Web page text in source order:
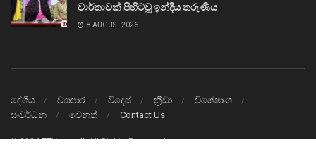
වාර්තාවක් පිහිටවූ ඉන්දීය තරුණිය
8 AUGUST 2026
දේශීය ව්‍යාපාර විදෙස් ක්‍රීඩා
විශේෂාංග
සංවර්ධන
වෙනත් Contact Us
© 2024TTVnews.lkAll Rights Reserved